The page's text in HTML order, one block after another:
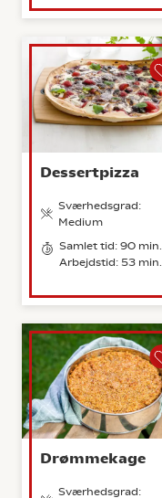
Dessertpizza
Sværhedsgrad:
Medium
Samlet tid: 90 min.
Arbejdstid: 53 min.
Drømmekage
Sværhedsgrad: